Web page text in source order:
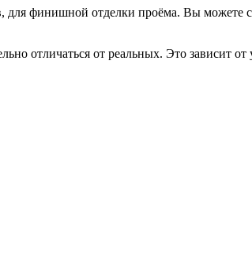
финишной отделки проёма. Вы можете
отличаться от реальных. Это зависит